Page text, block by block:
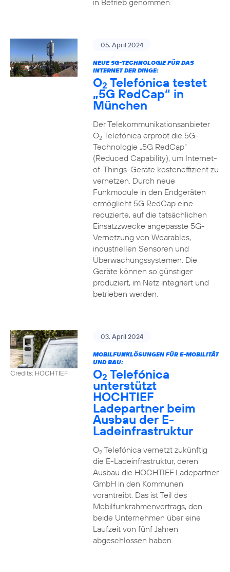
in Betrieb genommen.
05. April 2024
NEUE 5G-TECHNOLOGIE FÜR DAS
INTERNET DER DINGE:
O2 Telefónica testet
„5G RedCap“ in
München
Der Telekommunikationsanbieter
O2Telefónica erprobt die 5G-
Technologie „5G RedCap“
(Reduced Capability), um Internet-
of-Things-Geräte kosteneffizient zu
vernetzen. Durch neue
Funkmodule in den Endgeräten
ermöglicht 5G RedCap eine
reduzierte, auf die tatsächlichen
Einsatzzwecke angepasste 5G-
Vernetzung von Wearables,
industriellen Sensoren und
Überwachungssystemen. Die
Geräte können so günstiger
produziert, im Netz integriert und
betrieben werden.
Credits: HOCHTIEF
03. April 2024
MOBILFUNKLÖSUNGEN FÜR E-MOBILITÄT
UND BAU:
O2 Telefónica
unterstützt
HOCHTIEF
Ladepartner beim
Ausbau der E-
Ladeinfrastruktur
O2Telefónica vernetzt zukünftig
die E-Ladeinfrastruktur, deren
Ausbau die HOCHTIEF Ladepartner
GmbH in den Kommunen
vorantreibt. Das ist Teil des
Mobilfunkrahmenvertrags, den
beide Unternehmen über eine
Laufzeit von fünf Jahren
abgeschlossen haben.